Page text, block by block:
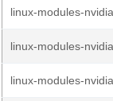
linux-modules-
linux-modules-
linux-modules-